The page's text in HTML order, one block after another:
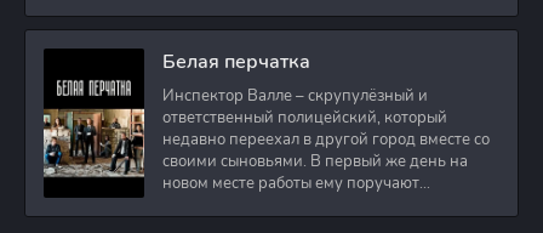
Белая перчатка
Инспектор Валле – скрупулёзный и
ответственный полицейский, который
недавно переехал в другой город вместе со
своими сыновьями. В первый же день на
новом месте работы ему поручают